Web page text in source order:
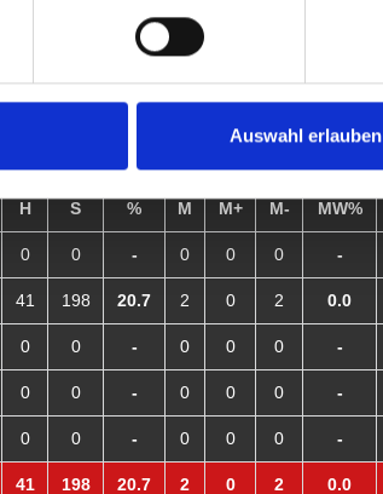
Auswahl erlauben
0 0
H S % M M+ M- MW%
0 0 - 0 0 0 -
41 198 20.7 2 0 2 0.0
0 0 - 0 0 0 -
0 0 - 0 0 0 -
0 0 - 0 0 0 -
41 198 20.7 2 0 2 0.0